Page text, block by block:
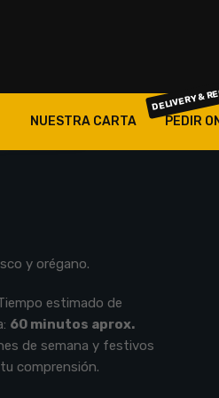
DIRECCIÓN DE
Sus datos personales
política de privacidad
NUESTRA CARTA PEDIR
DELIVERY &
y orégano.
estimado de
60 minutos aprox.
de semana y festivos
comprensión.